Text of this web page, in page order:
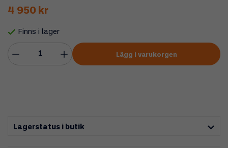
4 950 kr
Finns i lager
Lägg i varukorgen
Lagerstatus i butik